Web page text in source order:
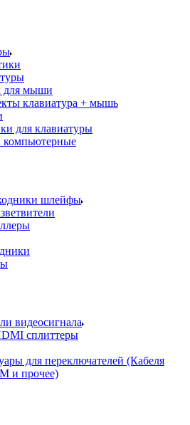
для мыши
клавиатура + мышь
для клавиатуры
компьютерные
шлейфы
видеосигнала
сплиттеры
для переключателей (Кабеля
и прочее)